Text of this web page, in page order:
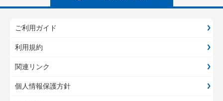
ご利用ガイド
利用規約
関連リンク
個人情報保護方針